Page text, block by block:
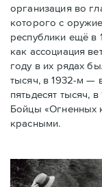
организация во
которого с
республики ещё в
как ассоциация
году в их рядах
тысяч, в 1932-м —
пятьдесят тысяч,
Бойцы «Огненных
красными.